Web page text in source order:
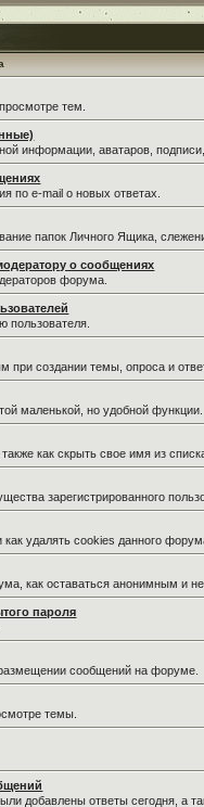
тем.
информации, аватаров,
по e-mail о новых ответах.
папок Личного Ящика,
о сообщениях
форума.
пользователя.
при создании темы, опроса и
маленькой, но удобной функции.
как скрыть свое имя из
зарегистрированного
удалять cookies данного
как оставаться анонимным и
пароля
сообщений на форуме.
темы.
добавлены ответы сегодня, а